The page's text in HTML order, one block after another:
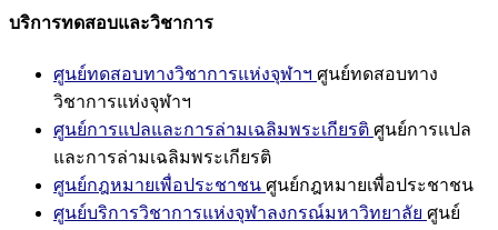
บริการทดสอบและวิชาการ
ศูนย์ทดสอบทางวิชาการแห่งจุฬาฯ ศูนย์ทดสอบทาง
วิชาการแห่งจุฬาฯ
ศูนย์การแปลและการล่ามเฉลิมพระเกียรติ ศูนย์การแปล
และการล่ามเฉลิมพระเกียรติ
ศูนย์กฎหมายเพื่อประชาชน ศูนย์กฎหมายเพื่อประชาชน
ศูนย์บริการวิชาการแห่งจุฬาลงกรณ์มหาวิทยาลัย ศูนย์